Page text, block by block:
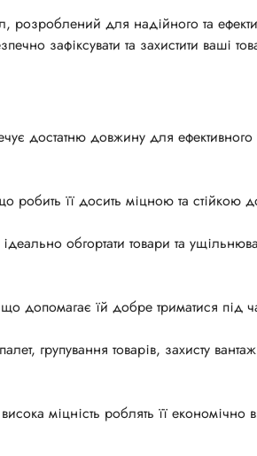
розроблений для надійного та
зафіксувати та захистити ваші
достатню довжину для ефективного
робить її досить міцною та стійкою
обгортати товари та
що допомагає їй добре триматися під
групування товарів, захисту
міцність роблять її економічно